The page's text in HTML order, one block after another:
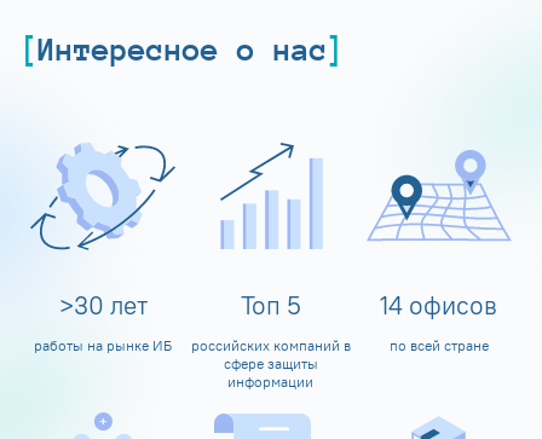
Интересное о нас
>30 лет
работы на рынке ИБ
Топ 5
российских компаний в
сфере защиты
информации
14 офисов
по всей стране